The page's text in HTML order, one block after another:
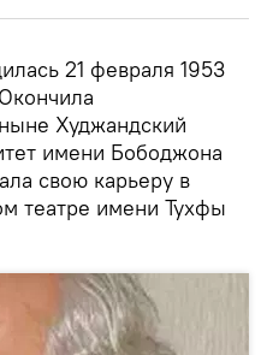
21 февраля 1953
Худжандский
имени Бободжона
свою карьеру в
театре имени Тухфы